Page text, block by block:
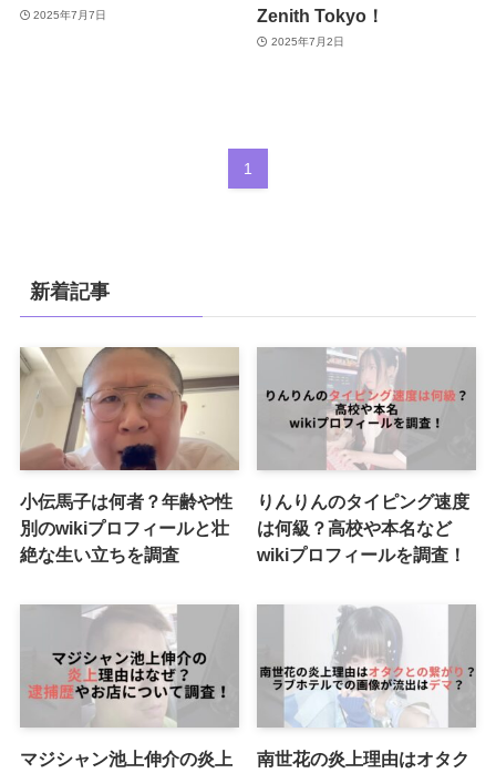
2025年7月7日
Zenith Tokyo！
2025年7月2日
1
新着記事
小伝馬子は何者？年齢や性
別のwikiプロフィールと壮
絶な生い立ちを調査
りんりんのタイピング速度
は何級？高校や本名など
wikiプロフィールを調査！
マジシャン池上伸介の炎上
南世花の炎上理由はオタク